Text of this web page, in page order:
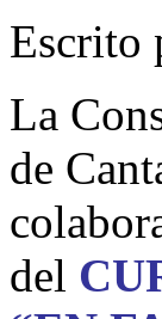
Escrito
La
de
del